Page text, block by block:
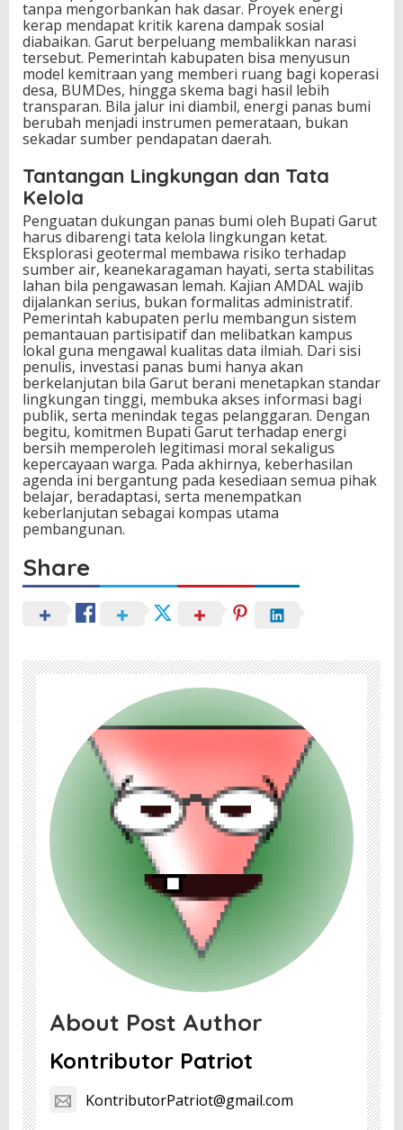
tanpa mengorbankan hak dasar. Proyek energi
kerap mendapat kritik karena dampak sosial
diabaikan. Garut berpeluang membalikkan narasi
tersebut. Pemerintah kabupaten bisa menyusun
model kemitraan yang memberi ruang bagi koperasi
desa, BUMDes, hingga skema bagi hasil lebih
transparan. Bila jalur ini diambil, energi panas bumi
berubah menjadi instrumen pemerataan, bukan
sekadar sumber pendapatan daerah.
Tantangan Lingkungan dan Tata
Kelola
Penguatan dukungan panas bumi oleh Bupati Garut
harus dibarengi tata kelola lingkungan ketat.
Eksplorasi geotermal membawa risiko terhadap
sumber air, keanekaragaman hayati, serta stabilitas
lahan bila pengawasan lemah. Kajian AMDAL wajib
dijalankan serius, bukan formalitas administratif.
Pemerintah kabupaten perlu membangun sistem
pemantauan partisipatif dan melibatkan kampus
lokal guna mengawal kualitas data ilmiah. Dari sisi
penulis, investasi panas bumi hanya akan
berkelanjutan bila Garut berani menetapkan standar
lingkungan tinggi, membuka akses informasi bagi
publik, serta menindak tegas pelanggaran. Dengan
begitu, komitmen Bupati Garut terhadap energi
bersih memperoleh legitimasi moral sekaligus
kepercayaan warga. Pada akhirnya, keberhasilan
agenda ini bergantung pada kesediaan semua pihak
belajar, beradaptasi, serta menempatkan
keberlanjutan sebagai kompas utama
pembangunan.
Share
About Post Author
Kontributor Patriot
KontributorPatriot@gmail.com